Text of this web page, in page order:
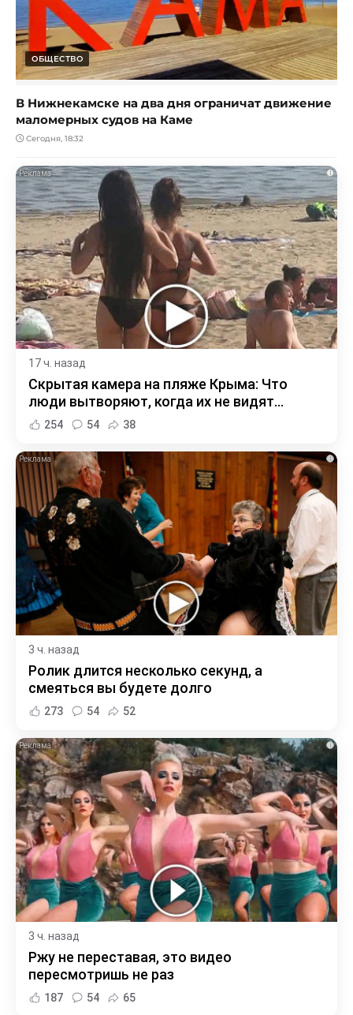
ОБЩЕСТВО
В Нижнекамске на два дня ограничат движение
маломерных судов на Каме
Сегодня, 18:32
i
17 ч. назад
Скрытая камера на пляже Крыма: Что
люди вытворяют, когда их не видят...
254 54 38
i
3 ч. назад
Ролик длится несколько секунд, а
смеяться вы будете долго
273 54 52
i
3 ч. назад
Ржу не переставая, это видео
пересмотришь не раз
187 54 65